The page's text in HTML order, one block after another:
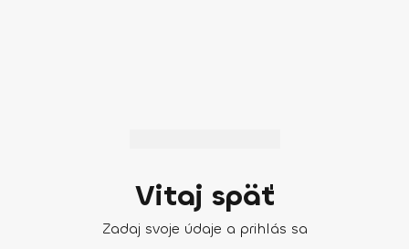
Vitaj späť
Zadaj svoje údaje a prihlás sa